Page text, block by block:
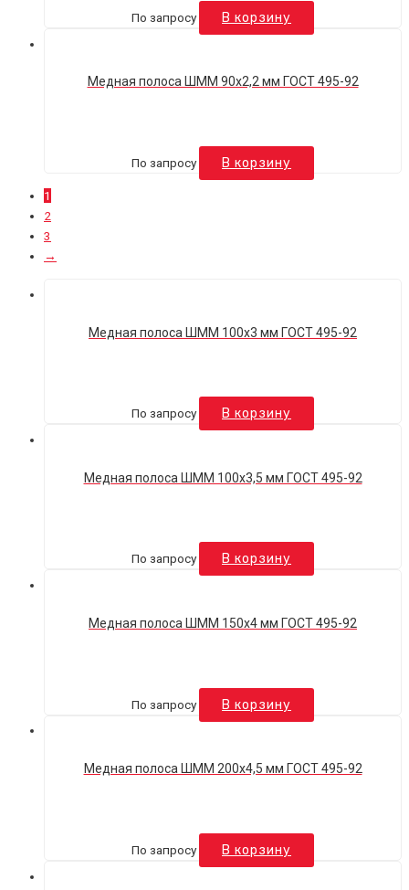
По запросу В корзину
Медная полоса ШММ 90х2,2 мм ГОСТ 495-92
По запросу В корзину
1
2
3
→
Медная полоса ШММ 100х3 мм ГОСТ 495-92
По запросу В корзину
Медная полоса ШММ 100х3,5 мм ГОСТ 495-92
По запросу В корзину
Медная полоса ШММ 150х4 мм ГОСТ 495-92
По запросу В корзину
Медная полоса ШММ 200х4,5 мм ГОСТ 495-92
По запросу В корзину